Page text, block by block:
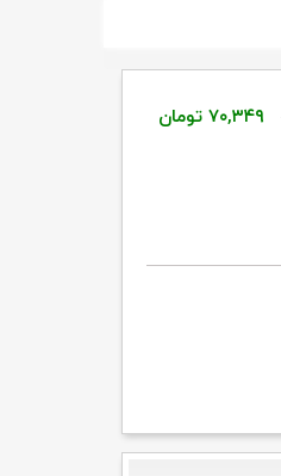
قیمت
۷۰,۳۴۹ تومان